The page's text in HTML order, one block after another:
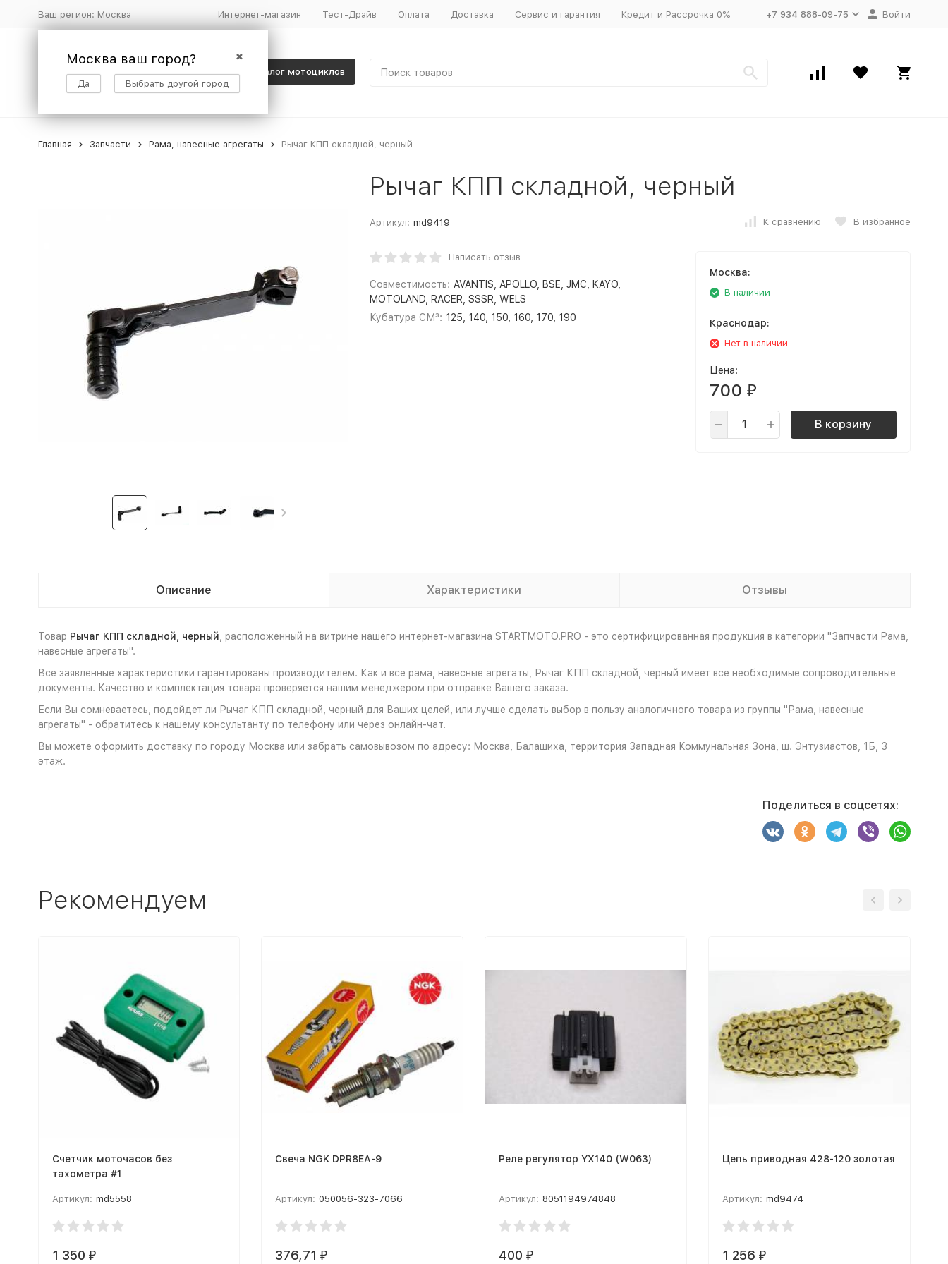
Ваш регион: Москва
✖
Москва ваш город?
Да Выбрать другой город
Интернет-магазин Тест-Драйв Оплата Доставка Сервис и гарантия Кредит и Рассрочка 0% +7 934 888-09-75 Войти
Каталог мотоциклов
Главная Запчасти Рама, навесные агрегаты Рычаг КПП складной, черный
Рычаг КПП складной, черный
Артикул: md9419 К сравнению В избранное
Написать отзыв
Совместимость: AVANTIS, APOLLO, BSE, JMC, KAYO,
MOTOLAND, RACER, SSSR, WELS
Кубатура СМ³: 125, 140, 150, 160, 170, 190
Москва:
В наличии
Краснодар:
Нет в наличии
Цена:
700 ₽
В корзину
Описание Характеристики Отзывы
Товар Рычаг КПП складной, черный , расположенный на витрине нашего интернет-магазина STARTMOTO.PRO - это сертифицированная продукция в категории "Запчасти Рама,
навесные агрегаты".
Все заявленные характеристики гарантированы производителем. Как и все рама, навесные агрегаты, Рычаг КПП складной, черный имеет все необходимые сопроводительные
документы. Качество и комплектация товара проверяется нашим менеджером при отправке Вашего заказа.
Если Вы сомневаетесь, подойдет ли Рычаг КПП складной, черный для Ваших целей, или лучше сделать выбор в пользу аналогичного товара из группы "Рама, навесные
агрегаты" - обратитесь к нашему консультанту по телефону или через онлайн-чат.
Вы можете оформить доставку по городу Москва или забрать самовывозом по адресу: Москва, Балашиха, территория Западная Коммунальная Зона, ш. Энтузиастов, 1Б, 3
этаж.
Поделиться в соцсетях:
Рекомендуем
Счетчик моточасов без
тахометра #1
Артикул: md5558
1 350 ₽
Свеча NGK DPR8EA-9
Артикул: 050056-323-7066
376,71₽
Реле регулятор YX140 (W063)
Артикул: 8051194974848
400 ₽
Цепь приводная 428-120 золотая
Артикул: md9474
1 256 ₽